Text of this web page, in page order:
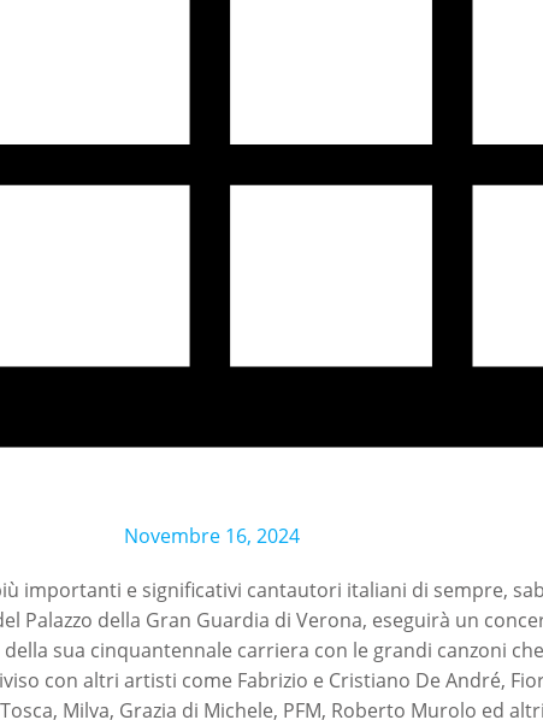
Novembre 16, 2024
importanti e significativi cantautori italiani di sempre,
Palazzo della Gran Guardia di Verona, eseguirà un
sua cinquantennale carriera con le grandi canzoni
con altri artisti come Fabrizio e Cristiano De André,
Milva, Grazia di Michele, PFM, Roberto Murolo ed